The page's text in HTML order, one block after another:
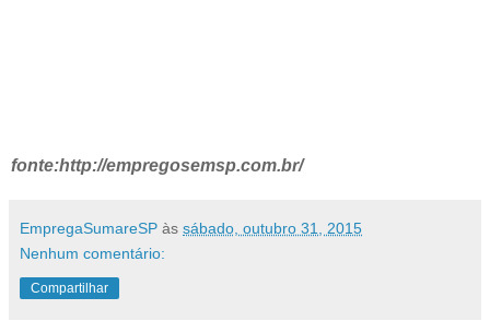
fonte:http://empregosemsp.com.br/
EmpregaSumareSP às sábado, outubro 31, 2015
Nenhum comentário:
Compartilhar